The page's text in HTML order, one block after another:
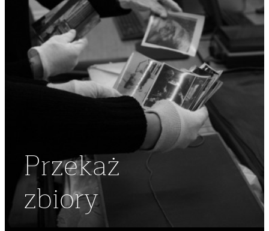
Przekaż
zbiory